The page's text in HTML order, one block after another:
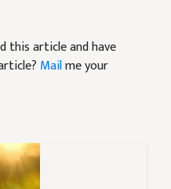
this article and have
Mailme your